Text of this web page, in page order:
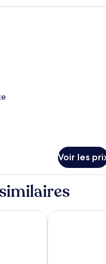
Un salon avec un canapé,
Voir les
Relais Villa